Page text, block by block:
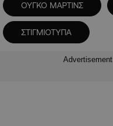
ΟΥΓΚΟ ΜΑΡΤΙΝΣ
ΣΤΙΓΜΙΟΤΥΠΑ
Advertisement